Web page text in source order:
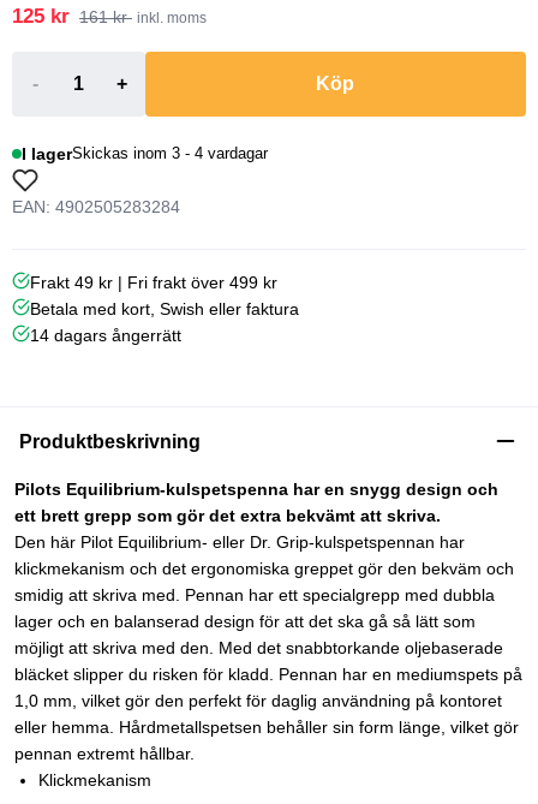
125 kr 161 kr inkl. moms
- + Köp
I lagerSkickas inom 3 - 4 vardagar
EAN: 4902505283284
Frakt 49 kr | Fri frakt över 499 kr
Betala med kort, Swish eller faktura
14 dagars ångerrätt
Produktbeskrivning
Pilots Equilibrium-kulspetspenna har en snygg design och
ett brett grepp som gör det extra bekvämt att skriva.
Den här Pilot Equilibrium- eller Dr. Grip-kulspetspennan har
klickmekanism och det ergonomiska greppet gör den bekväm och
smidig att skriva med. Pennan har ett specialgrepp med dubbla
lager och en balanserad design för att det ska gå så lätt som
möjligt att skriva med den. Med det snabbtorkande oljebaserade
bläcket slipper du risken för kladd. Pennan har en mediumspets på
1,0 mm, vilket gör den perfekt för daglig användning på kontoret
eller hemma. Hårdmetallspetsen behåller sin form länge, vilket gör
pennan extremt hållbar.
Klickmekanism